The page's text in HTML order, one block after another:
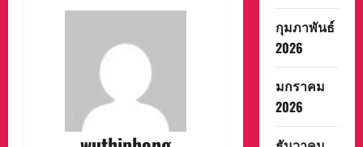
กุมภาพันธ์
2026
มกราคม
2026